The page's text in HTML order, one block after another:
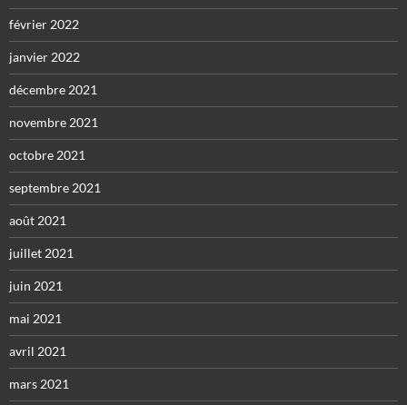
février 2022
janvier 2022
décembre 2021
novembre 2021
octobre 2021
septembre 2021
août 2021
juillet 2021
juin 2021
mai 2021
avril 2021
mars 2021